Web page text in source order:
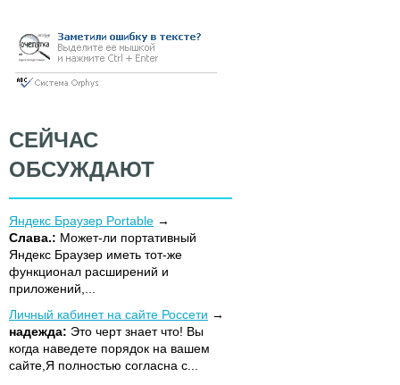
СЕЙЧАС
ОБСУЖДАЮТ
Яндекс Браузер Portable
Слава.: Может-ли портативный
Яндекс Браузер иметь тот-же
функционал расширений и
приложений,...
Личный кабинет на сайте Россети
надежда: Это черт знает что! Вы
когда наведете порядок на вашем
сайте,Я полностью согласна с...